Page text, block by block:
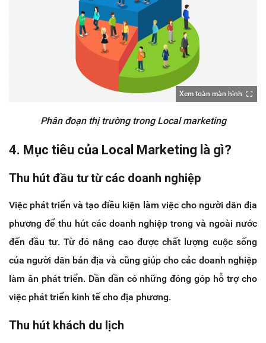
Xem toàn màn hình
Phân đoạn thị trường trong Local marketing
4. Mục tiêu của Local Marketing là gì?
Thu hút đầu tư từ các doanh nghiệp
Việc phát triển và tạo điều kiện làm việc cho người dân địa
phương để thu hút các doanh nghiệp trong và ngoài nước
đến đầu tư. Từ đó nâng cao được chất lượng cuộc sống
của người dân bản địa và cũng giúp cho các doanh nghiệp
làm ăn phát triển. Dần dần có những đóng góp hỗ trợ cho
việc phát triển kinh tế cho địa phương.
Thu hút khách du lịch